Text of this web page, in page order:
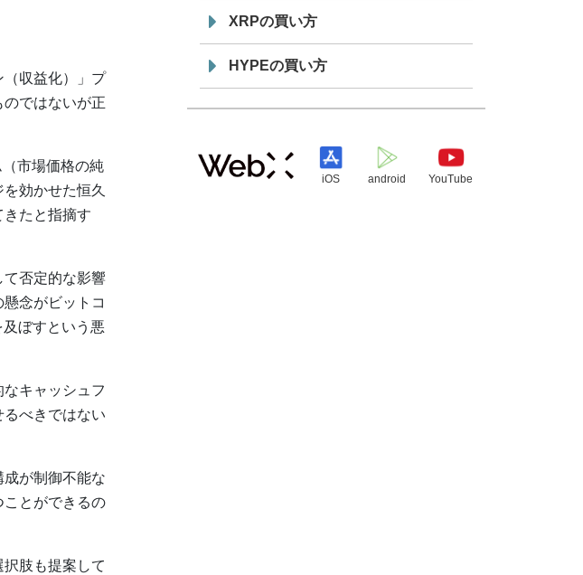
収益化）」プ
ではないが正
市場価格の純
効かせた恒久
たと指摘す
否定的な影響
念がビットコ
ぼすという悪
キャッシュフ
べきではない
が制御不能な
とができるの
肢も提案して
XRPの買い方
HYPEの買い方
iOS android YouTube